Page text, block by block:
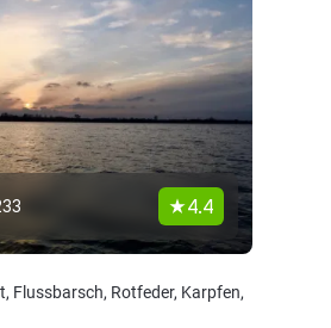
4.4
Flussbarsch, Rotfeder, Karpfen,